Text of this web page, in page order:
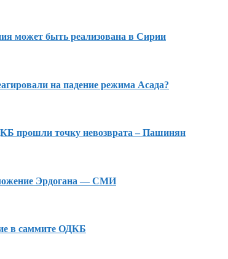
может быть реализована в Сирии
на падение режима Асада?
прошли точку невозврата – Пашинян
Эрдогана — СМИ
в саммите ОДКБ